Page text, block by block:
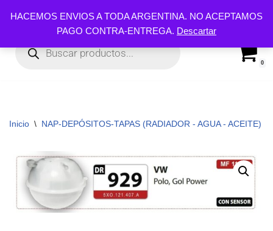
HACEMOS ENVIOS A TODA ARGENTINA. NO ACEPTAMOS
PAGO CONTRA-ENTREGA. Descartar
al
contenido
0
Inicio \ NAP-DEPÓSITOS-TAPAS (RADIADOR - AGUA - ACEITE)